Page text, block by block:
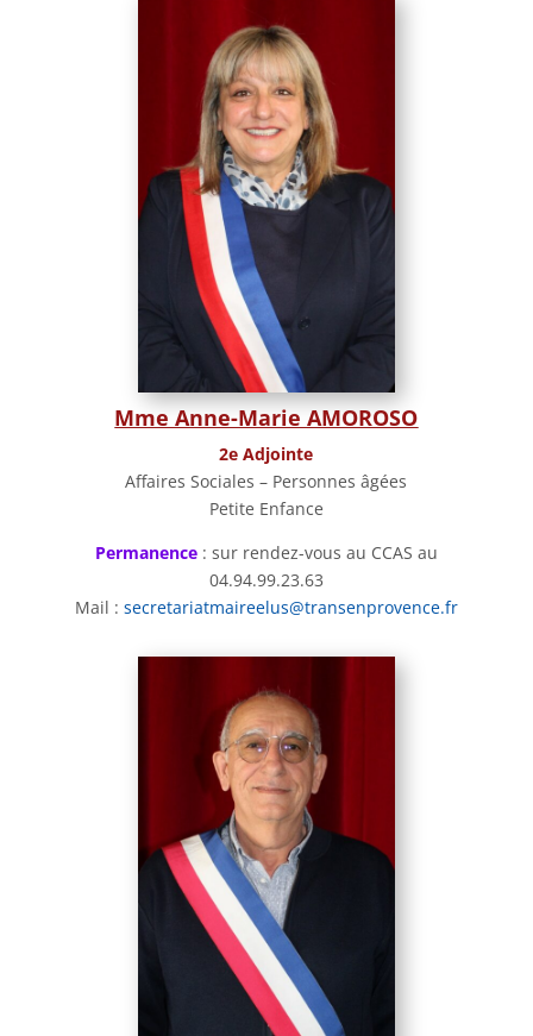
Mme Anne-Marie AMOROSO
2e Adjointe
Affaires Sociales – Personnes âgées
Petite Enfance
Permanence : sur rendez-vous au CCAS au
04.94.99.23.63
Mail : secretariatmaireelus@transenprovence.fr